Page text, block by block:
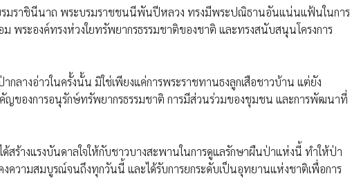
บรมราชินีนาถ พระบรมราชชนนีพันปีหลวง ทรงมีพระปณิธานอันแน่นแฟ้นในการ
พระองค์ทรงห่วงใยทรัพยากรธรรมชาติของชาติ และทรงสนับสนุนโครงการ
ากลางอ่าวในครั้งนั้น มิใช่เพียงแค่การพระราชทานธงลูกเสือชาวบ้าน แต่ยัง
คัญของการอนุรักษ์ทรัพยากรธรรมชาติ การมีส่วนร่วมของชุมชน และการพัฒนาที่
สร้างแรงบันดาลใจให้กับชาวบางสะพานในการดูแลรักษาผืนป่าแห่งนี้ ทำให้ป่า
ความสมบูรณ์จนถึงทุกวันนี้ และได้รับการยกระดับเป็นอุทยานแห่งชาติเพื่อการ